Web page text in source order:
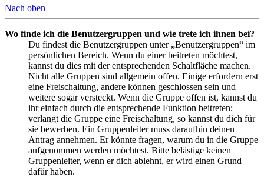
Nach oben
Wo finde ich die Benutzergruppen und wie trete ich ihnen bei?
Du findest die Benutzergruppen unter „Benutzergruppen“ im
persönlichen Bereich. Wenn du einer beitreten möchtest,
kannst du dies mit der entsprechenden Schaltfläche machen.
Nicht alle Gruppen sind allgemein offen. Einige erfordern erst
eine Freischaltung, andere können geschlossen sein und
weitere sogar versteckt. Wenn die Gruppe offen ist, kannst du
ihr einfach durch die entsprechende Funktion beitreten;
verlangt die Gruppe eine Freischaltung, so kannst du dich für
sie bewerben. Ein Gruppenleiter muss daraufhin deinen
Antrag annehmen. Er könnte fragen, warum du in die Gruppe
aufgenommen werden möchtest. Bitte belästige keinen
Gruppenleiter, wenn er dich ablehnt, er wird einen Grund
dafür haben.